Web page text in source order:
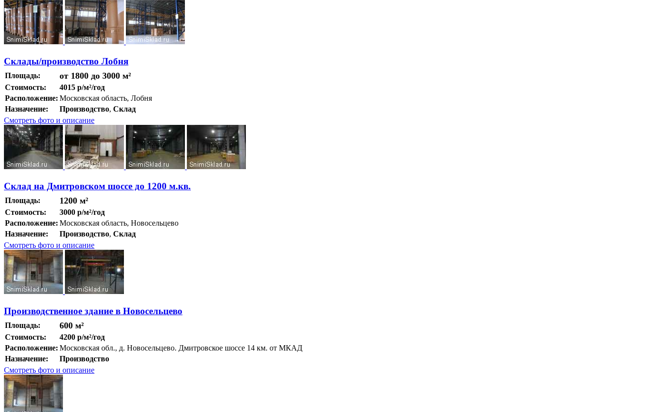
Склады/производство Лобня
Площадь: от 1800 до 3000 м²
Стоимость:
4015 р/м²/год
Расположение: Московская область, Лобня
Назначение:
Производство, Склад
Смотреть фото и описание
Склад на Дмитровском шоссе до 1200 м.кв.
Площадь: 1200 м²
Стоимость:
3000 р/м²/год
Расположение: Московская область, Новосельцево
Назначение:
Производство, Склад
Смотреть фото и описание
Производственное здание в Новосельцево
Площадь: 600 м²
Стоимость:
4200 р/м²/год
Расположение: Московская обл., д. Новосельцево. Дмитровское шоссе 14 км. от МКАД
Назначение:
Производство
Смотреть фото и описание